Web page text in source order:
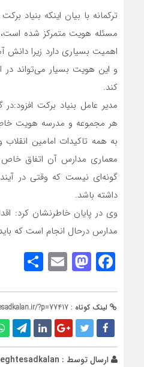
ترکمانه با بیان اینکه بنیاد
مسئله هویت متمرکز شده
اهمیت بسیاری دارد زیرا دانش
و این هویت بسیار می‌تواند در
کند.
مدیر عامل بنیاد برکت
هر مجموعه و مدرسه هویت
به همه تاکیدات امامین انقلاب
معماری مدارس آن اتفاق
گونه‌ای نیست که وقتی در
داشته باشد.
وی در پایان خاطرنشان کرد:
مدارس درحال انجام است که
Facebook
Mastodon
Email
لینک کوتاه : ?p=77417
ارسال توسط : eghtesadkalan